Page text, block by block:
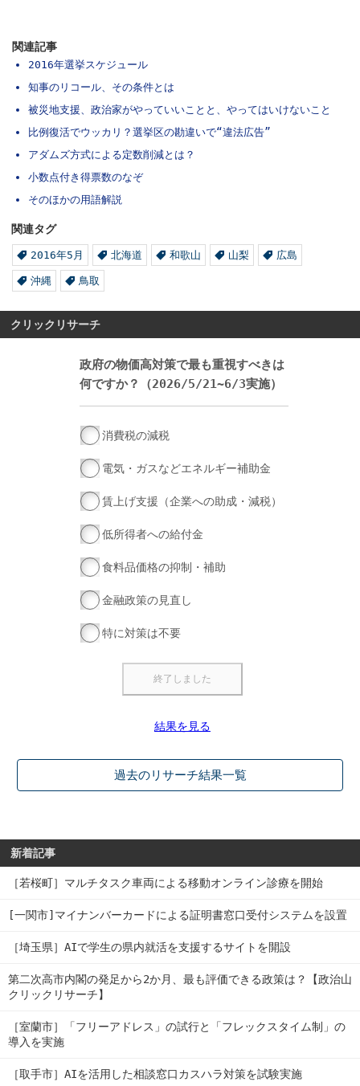
関連記事
2016年選挙スケジュール
知事のリコール、その条件とは
被災地支援、政治家がやっていいことと、やってはいけないこと
比例復活でウッカリ？選挙区の勘違いで“違法広告”
アダムズ方式による定数削減とは？
小数点付き得票数のなぞ
そのほかの用語解説
関連タグ
2016年5月 北海道 和歌山 山梨 広島
沖縄 鳥取
クリックリサーチ
政府の物価高対策で最も重視すべきは
何ですか？（2026/5/21~6/3実施）
消費税の減税
電気・ガスなどエネルギー補助金
賃上げ支援（企業への助成・減税）
低所得者への給付金
食料品価格の抑制・補助
金融政策の見直し
特に対策は不要
結果を見る
過去のリサーチ結果一覧
新着記事
［若桜町］マルチタスク車両による移動オンライン診療を開始
[一関市]マイナンバーカードによる証明書窓口受付システムを設置
［埼玉県］AIで学生の県内就活を支援するサイトを開設
第二次高市内閣の発足から2か月、最も評価できる政策は？【政治山
クリックリサーチ】
［室蘭市］「フリーアドレス」の試行と「フレックスタイム制」の
導入を実施
［取手市］AIを活用した相談窓口カスハラ対策を試験実施